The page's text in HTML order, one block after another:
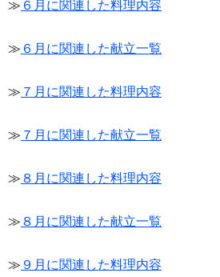
≫ ６月に関連した料理内容
≫ ６月に関連した献立一覧
≫ ７月に関連した料理内容
≫ ７月に関連した献立一覧
≫ ８月に関連した料理内容
≫ ８月に関連した献立一覧
≫ ９月に関連した料理内容